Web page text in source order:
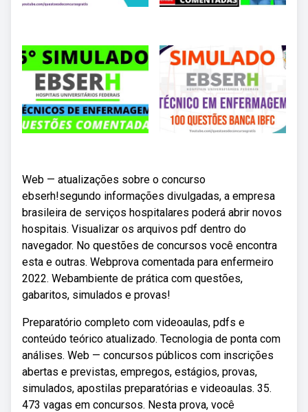
Web — atualizações sobre o concurso
ebserh!segundo informações divulgadas, a empresa
brasileira de serviços hospitalares poderá abrir novos
hospitais. Visualizar os arquivos pdf dentro do
navegador. No questões de concursos você encontra
esta e outras. Webprova comentada para enfermeiro
2022. Webambiente de prática com questões,
gabaritos, simulados e provas!
Preparatório completo com videoaulas, pdfs e
conteúdo teórico atualizado. Tecnologia de ponta com
análises. Web — concursos públicos com inscrições
abertas e previstas, empregos, estágios, provas,
simulados, apostilas preparatórias e videoaulas. 35.
473 vagas em concursos. Nesta prova, você